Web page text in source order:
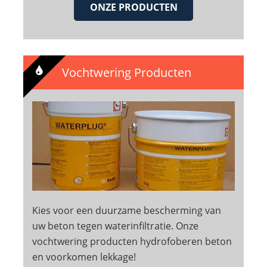
ONZE PRODUCTEN
Vochtwering Producten
Kies voor een duurzame bescherming van
uw beton tegen waterinfiltratie. Onze
vochtwering producten hydrofoberen beton
en voorkomen lekkage!